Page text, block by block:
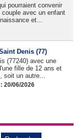
pourraient convenir
avec un enfant
et...
Denis (77)
(77240) avec une
fille de 12 ans et
un autre...
20/06/2026